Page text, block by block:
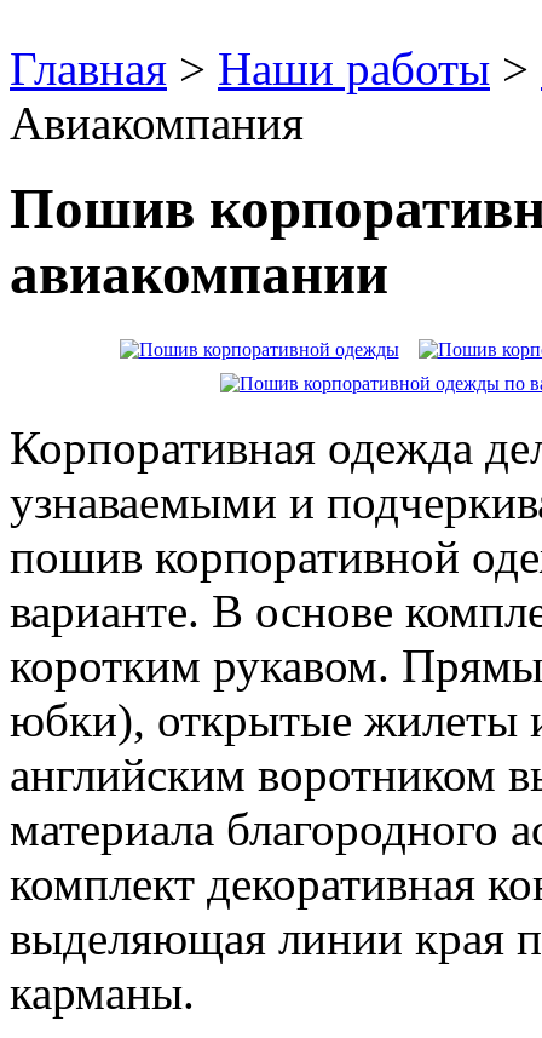
Главная > Наши работы >
Авиакомпания
Пошив
авиакомпании
Корпоративная одежда
узнаваемыми и
пошив корпоративной
варианте. В основе
коротким рукавом.
юбки), открытые жилеты
английским воротником
материала благородного
комплект декоративная
выделяющая линии края
карманы.